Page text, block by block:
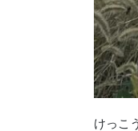
けっこ